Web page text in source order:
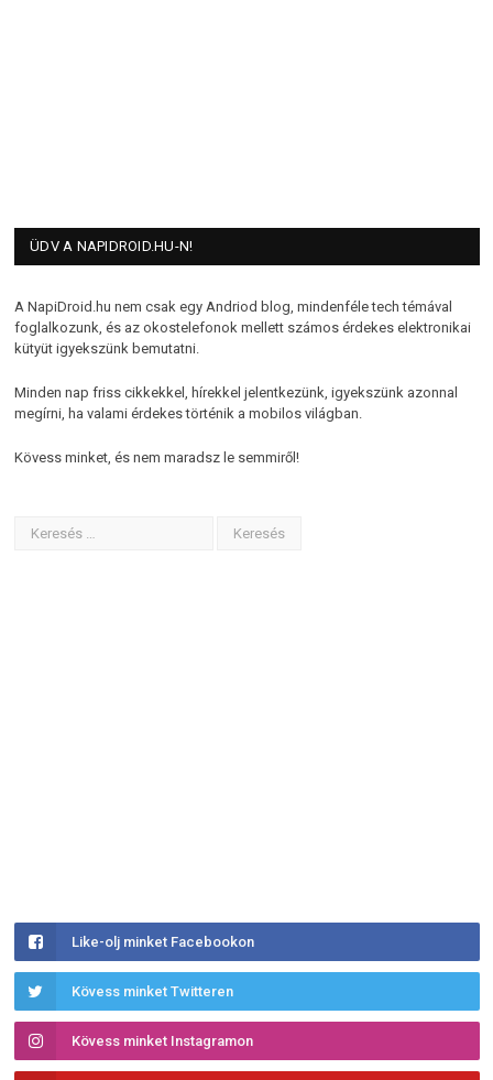
ÜDV A NAPIDROID.HU-N!
A NapiDroid.hu nem csak egy Andriod blog, mindenféle tech témával
foglalkozunk, és az okostelefonok mellett számos érdekes elektronikai
kütyüt igyekszünk bemutatni.
Minden nap friss cikkekkel, hírekkel jelentkezünk, igyekszünk azonnal
megírni, ha valami érdekes történik a mobilos világban.
Kövess minket, és nem maradsz le semmiről!
Like-olj minket Facebookon
Kövess minket Twitteren
Kövess minket Instagramon